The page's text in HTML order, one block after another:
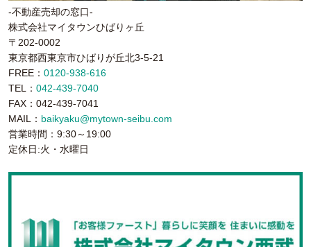
-不動産売却の窓口-
株式会社マイタウンひばりヶ丘
〒202-0002
東京都西東京市ひばりが丘北3-5-21
FREE： 0120-938-616
TEL： 042-439-7040
FAX：042-439-7041
MAIL： baikyaku@mytown-seibu.com
営業時間：9:30～19:00
定休日:火・水曜日